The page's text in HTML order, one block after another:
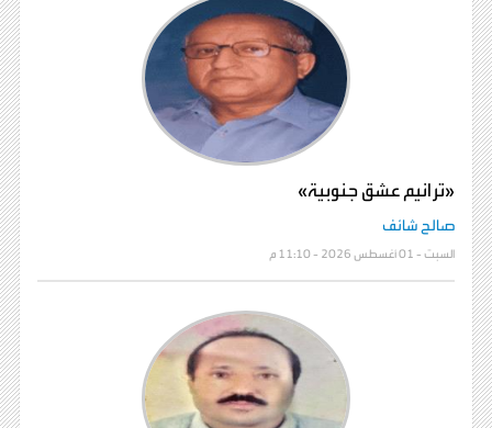
«ترانيم عشق جنوبية»
صالح شائف
السبت - 01 أغسطس 2026 - 11:10 م